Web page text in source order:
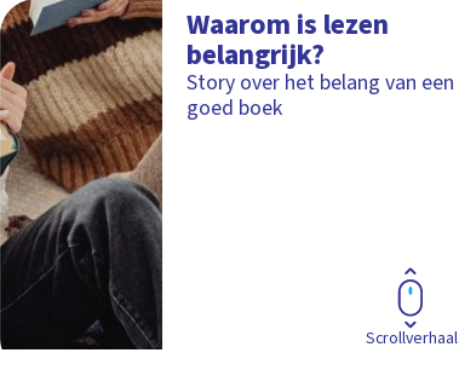
Waarom is lezen
belangrijk?
Story over het belang van een
goed boek
Scrollverhaal